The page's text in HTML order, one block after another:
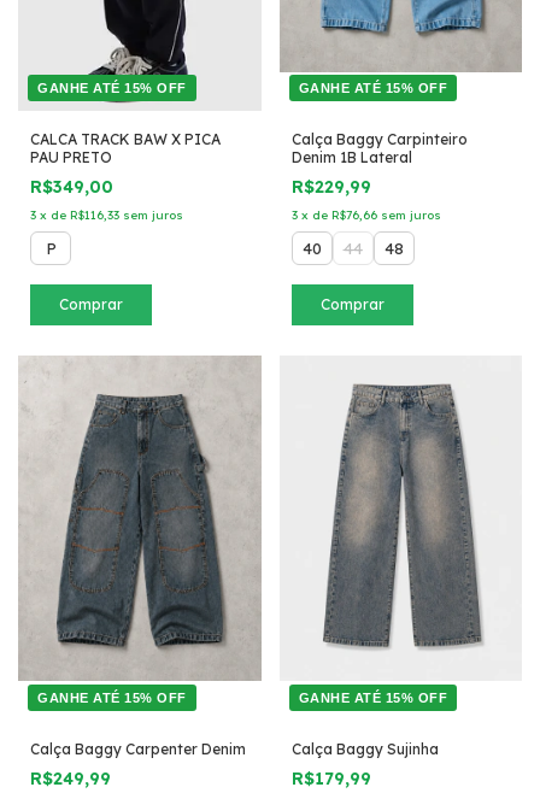
GANHE ATÉ 15% OFF
CALCA TRACK BAW X PICA
PAU PRETO
R$349,00
3 x de R$116,33 sem juros
P
Comprar
GANHE ATÉ 15% OFF
Calça Baggy Carpinteiro
Denim 1B Lateral
R$229,99
3 x de R$76,66 sem juros
40 44 48
Comprar
GANHE ATÉ 15% OFF
Calça Baggy Carpenter Denim
R$249,99
GANHE ATÉ 15% OFF
Calça Baggy Sujinha
R$179,99